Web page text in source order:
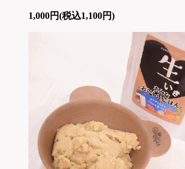
1,000円(税込1,100円)